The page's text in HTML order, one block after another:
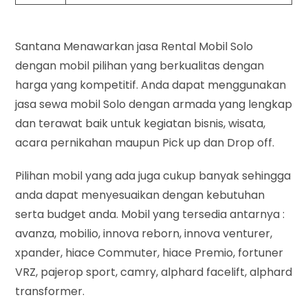
Santana Menawarkan jasa Rental Mobil Solo
dengan mobil pilihan yang berkualitas dengan
harga yang kompetitif. Anda dapat menggunakan
jasa sewa mobil Solo dengan armada yang lengkap
dan terawat baik untuk kegiatan bisnis, wisata,
acara pernikahan maupun Pick up dan Drop off.
Pilihan mobil yang ada juga cukup banyak sehingga
anda dapat menyesuaikan dengan kebutuhan
serta budget anda. Mobil yang tersedia antarnya :
avanza, mobilio, innova reborn, innova venturer,
xpander, hiace Commuter, hiace Premio, fortuner
VRZ, pajerop sport, camry, alphard facelift, alphard
transformer.